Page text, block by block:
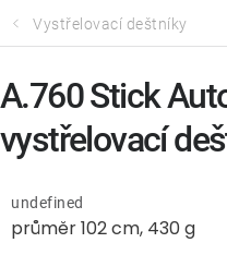
Lavice a houpačky
Lehátka
Vystřelovací deštníky
průměr 102 cm, 430 g
undefined
A.760 Stick
vystřelovací